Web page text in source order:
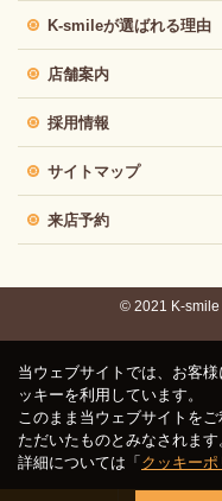
K-smileが選ばれる理由
店舗案内
採用情報
サイトマップ
来店予約
© 2021 K-
当ウェブサイトでは、お客
ッキーを利用しています。
このまま当ウェブサイトを
ただいたものとみなされます
詳細については「クッキーポ